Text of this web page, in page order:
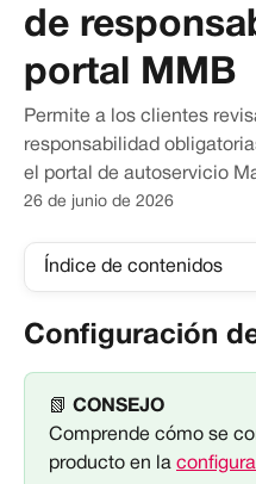
de
portal MMB
Permite a los clientes
responsabilidad
el portal de autoservicio
26 de junio de 2026
Índice de contenidos
Configuración
📗 CONSEJO
Comprende cómo se
producto en la